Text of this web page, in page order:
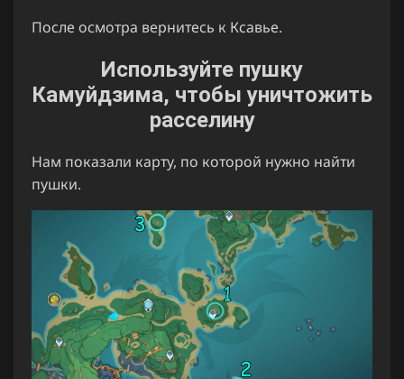
После осмотра вернитесь к Ксавье.
Используйте пушку
Камуйдзима, чтобы уничтожить
расселину
Нам показали карту, по которой нужно найти
пушки.